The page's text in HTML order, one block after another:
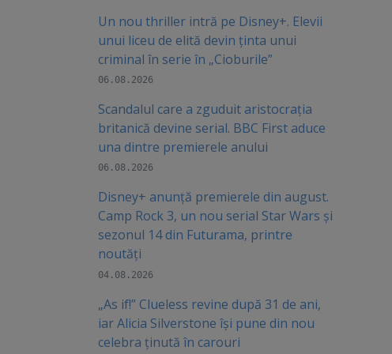
Un nou thriller intră pe Disney+. Elevii
unui liceu de elită devin ținta unui
criminal în serie în „Cioburile”
06.08.2026
Scandalul care a zguduit aristocrația
britanică devine serial. BBC First aduce
una dintre premierele anului
06.08.2026
Disney+ anunță premierele din august.
Camp Rock 3, un nou serial Star Wars și
sezonul 14 din Futurama, printre
noutăți
04.08.2026
„As if!” Clueless revine după 31 de ani,
iar Alicia Silverstone își pune din nou
celebra ținută în carouri